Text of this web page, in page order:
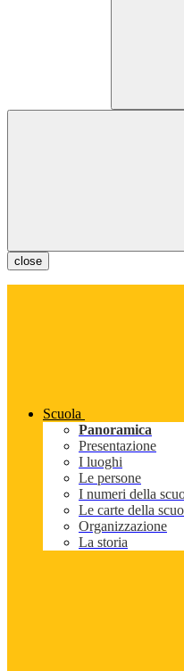
close
Scuola
Panoramica
Presentazione
I luoghi
Le persone
I numeri della
Le carte della
Organizzazione
La storia